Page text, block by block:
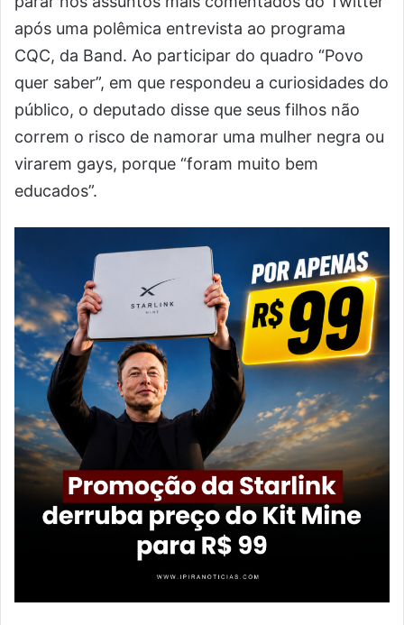
após uma polêmica entrevista ao programa
CQC, da Band. Ao participar do quadro “Povo
quer saber”, em que respondeu a curiosidades do
público, o deputado disse que seus filhos não
correm o risco de namorar uma mulher negra ou
virarem gays, porque “foram muito bem
educados”.